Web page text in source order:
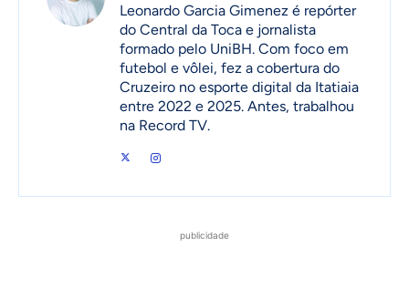
Leonardo Garcia Gimenez é repórter
do Central da Toca e jornalista
formado pelo UniBH. Com foco em
futebol e vôlei, fez a cobertura do
Cruzeiro no esporte digital da Itatiaia
entre 2022 e 2025. Antes, trabalhou
na Record TV.
publicidade